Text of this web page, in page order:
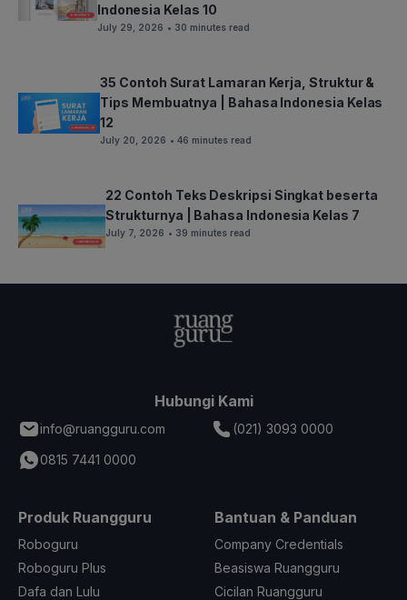
Indonesia Kelas 10
July 29, 2026 • 30 minutes read
35 Contoh Surat Lamaran Kerja, Struktur &
Tips Membuatnya | Bahasa Indonesia Kelas
12
July 20, 2026 • 46 minutes read
22 Contoh Teks Deskripsi Singkat beserta
Strukturnya | Bahasa Indonesia Kelas 7
July 7, 2026 • 39 minutes read
Hubungi Kami
info@ruangguru.com
(021) 3093 0000
0815 7441 0000
Produk Ruangguru
Roboguru
Roboguru Plus
Dafa dan Lulu
Bantuan & Panduan
Company Credentials
Beasiswa Ruangguru
Cicilan Ruangguru